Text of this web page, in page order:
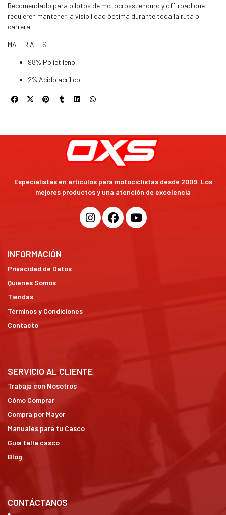
Recomendado para pilotos de motocross, enduro y off-road que
requieren mantener la visibilidad óptima durante toda la ruta o
carrera.
MATERIALES
98% Polietileno
2% Ácido acrílico
Especialistas en artículos para motociclistas desde 2009. Los
mejores productos y una atención de excelencia
INFORMACIÓN
Privacidad de Datos
Quienes Somos
Tiendas
Términos y Condiciones
Contacto
SERVICIO AL CLIENTE
Trabaja con Nosotros
Cómo Comprar
Compra por Mayor
Manuales para tu Casco
Guía talla casco
Blog
CONTÁCTANOS